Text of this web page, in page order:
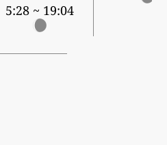
5:28 ~ 19:04